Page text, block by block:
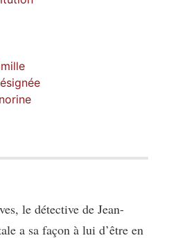
le détective de Jean-
a sa façon à lui d’être en